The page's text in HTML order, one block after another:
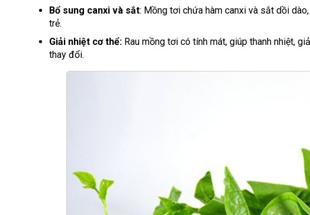
Bổ sung canxi và sắt: Mồng tơi chứa hàm canxi và sắt dồi
trẻ.
Giải nhiệt cơ thể:Rau mồng tơi có tính mát, giúp thanh nhiệt,
thay đổi.